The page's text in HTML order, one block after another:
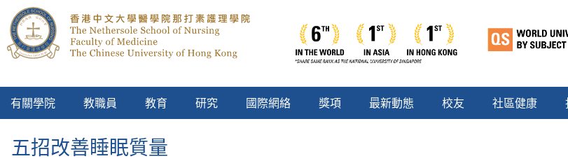
有關學院 教職員 教育 研究 國際網絡 獎項 最新動態 校友 社區健康
五招改善睡眠質量